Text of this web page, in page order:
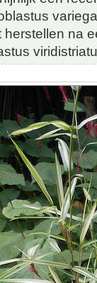
herstellen na